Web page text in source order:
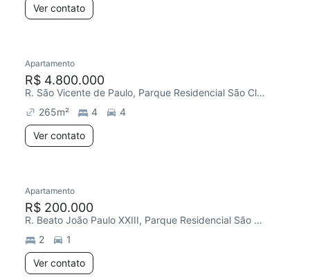
Ver contato
Redecorar
Apartamento
R$ 4.800.000
R. São Vicente de Paulo, Parque Residencial São Clemente
265m² 4
4
Ver contato
Apartamento
R$ 200.000
R. Beato João Paulo XXIII, Parque Residencial São Clemente
2
1
Ver contato